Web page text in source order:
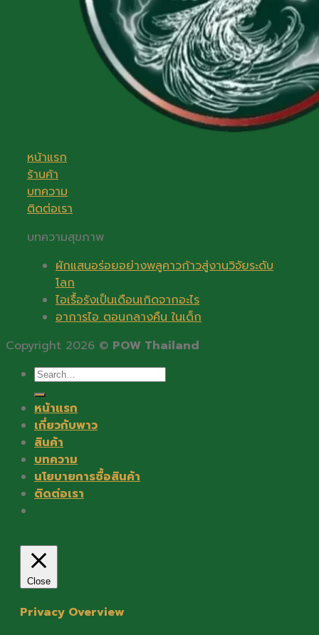
หน้าแรก
ร้านค้า
บทความ
ติดต่อเรา
บทความสุขภาพ
ผักแสนอร่อยอย่างพลูคาวก้าวสู่งานวิจัยระดับ
โลก
ไอเรื้อรังเป็นเดือนเกิดจากอะไร
อาการไอ ตอนกลางคืน ในเด็ก
Copyright 2026 © POW Thailand
Search
for:
หน้าแรก
เกี่ยวกับพาว
สินค้า
บทความ
นโยบายการซื้อสินค้า
ติดต่อเรา
Close
Privacy Overview